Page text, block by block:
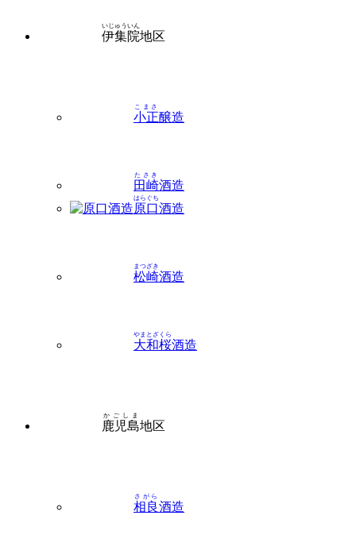
伊集院
いじゅういん
地区
小正
こまさ
醸造
田崎
たさき
酒造
原口
はらぐち
酒造
松崎
まつざき
酒造
大和桜
やまとざくら
酒造
鹿児島
かごしま
地区
相良
さがら
酒造